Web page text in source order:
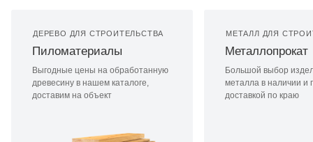
ДЕРЕВО ДЛЯ СТРОИТЕЛЬСТВА
Пиломатериалы
Выгодные цены на обработанную
древесину в нашем каталоге,
доставим на объект
МЕТАЛЛ ДЛЯ
Металлопрокат
Большой выбор
металла в наличии и
доставкой по краю